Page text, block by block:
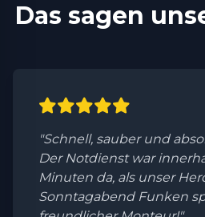
Das sagen
"Schnell, sauber und
Der Notdienst war
Minuten da, als unser
Sonntagabend Funken